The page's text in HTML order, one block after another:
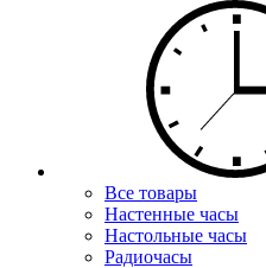
Все товары
Настенные часы
Настольные часы
Радиочасы